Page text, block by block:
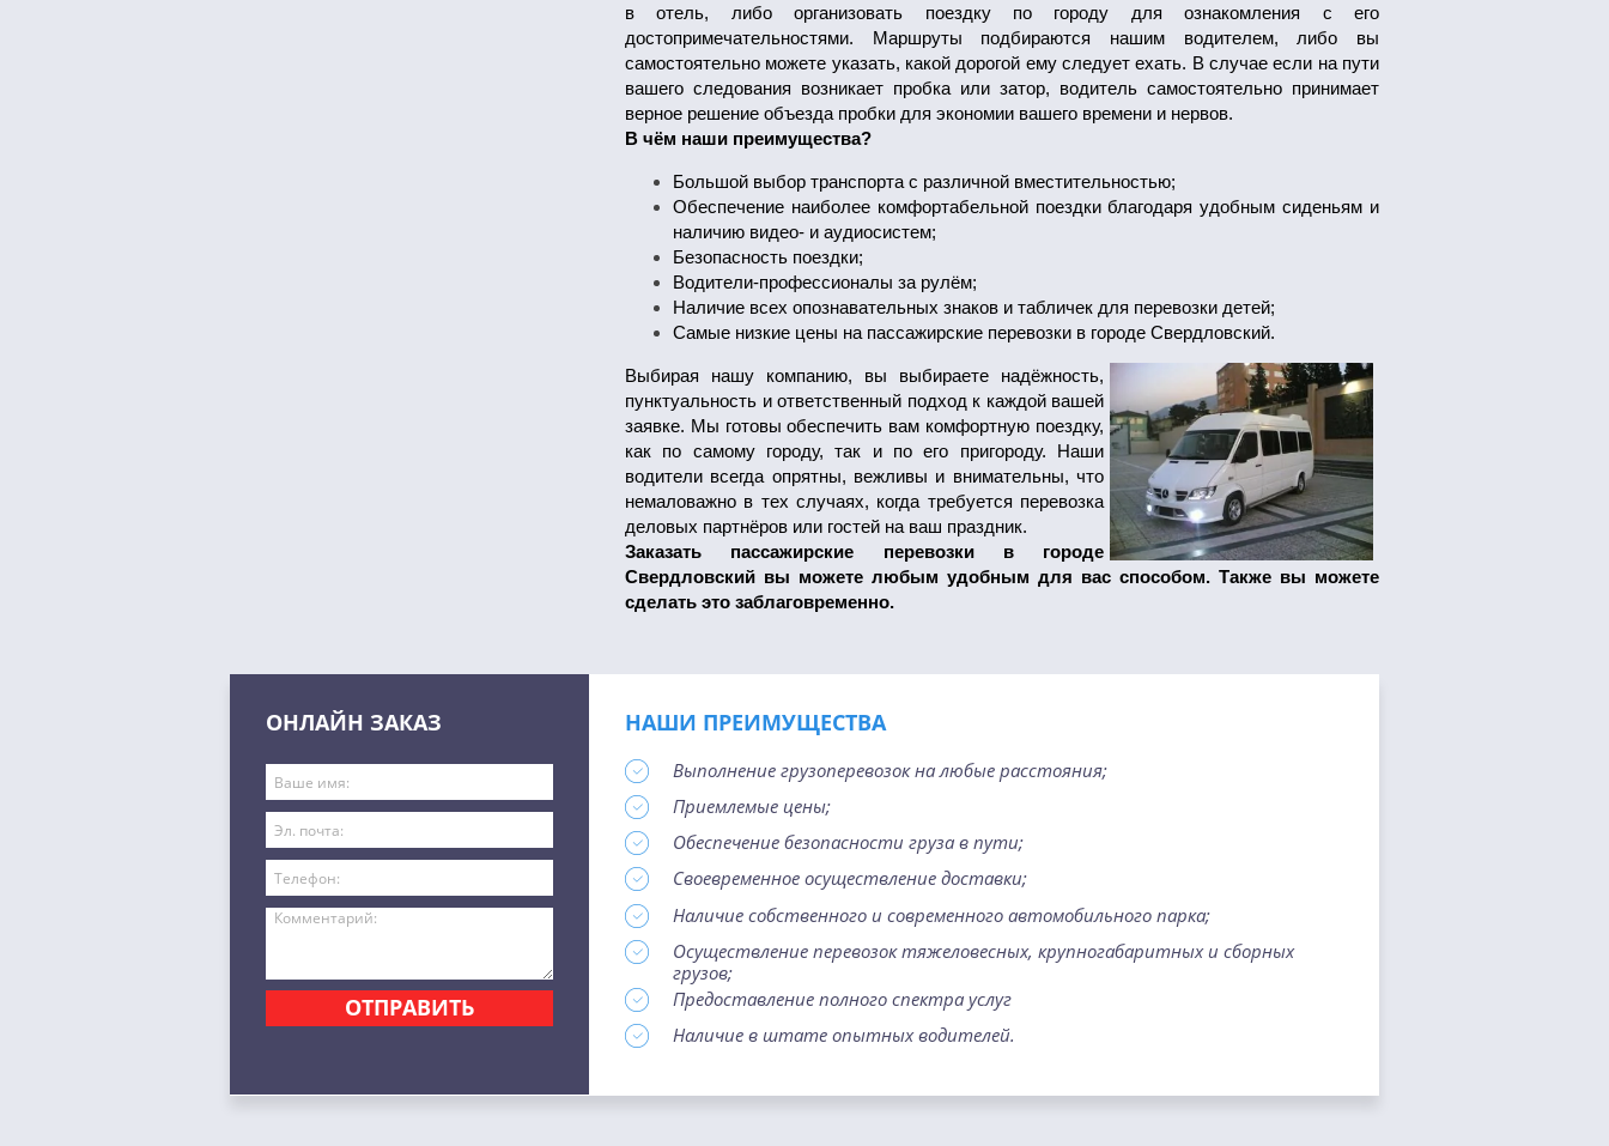
в отель, либо организовать поездку по городу для ознакомления с его
достопримечательностями. Маршруты подбираются нашим водителем, либо вы
самостоятельно можете указать, какой дорогой ему следует ехать. В случае если на пути
вашего следования возникает пробка или затор, водитель самостоятельно принимает
верное решение объезда пробки для экономии вашего времени и нервов.
В чём наши преимущества?
Большой выбор транспорта с различной вместительностью;
Обеспечение наиболее комфортабельной поездки благодаря удобным сиденьям и
наличию видео- и аудиосистем;
Безопасность поездки;
Водители-профессионалы за рулём;
Наличие всех опознавательных знаков и табличек для перевозки детей;
Самые низкие цены на пассажирские перевозки в городе Свердловский.
Выбирая нашу компанию, вы выбираете надёжность,
пунктуальность и ответственный подход к каждой вашей
заявке. Мы готовы обеспечить вам комфортную поездку,
как по самому городу, так и по его пригороду. Наши
водители всегда опрятны, вежливы и внимательны, что
немаловажно в тех случаях, когда требуется перевозка
деловых партнёров или гостей на ваш праздник.
Заказать пассажирские перевозки в городе
Свердловский вы можете любым удобным для вас способом. Также вы можете
сделать это заблаговременно.
ОНЛАЙН ЗАКАЗ
ОТПРАВИТЬ
НАШИ ПРЕИМУЩЕСТВА
Выполнение грузоперевозок на любые расстояния;
Приемлемые цены;
Обеспечение безопасности груза в пути;
Своевременное осуществление доставки;
Наличие собственного и современного автомобильного парка;
Осуществление перевозок тяжеловесных, крупногабаритных и сборных
грузов;
Предоставление полного спектра услуг
Наличие в штате опытных водителей.